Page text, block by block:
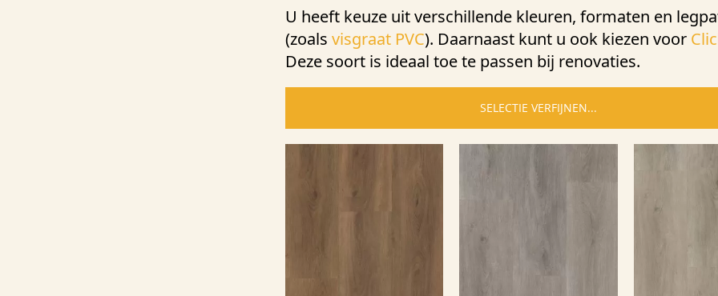
U heeft keuze uit verschillende kleuren, formaten en
(zoals visgraat PVC). Daarnaast kunt u ook kiezen voor
Deze soort is ideaal toe te passen bij renovaties.
SELECTIE VERFIJNEN...